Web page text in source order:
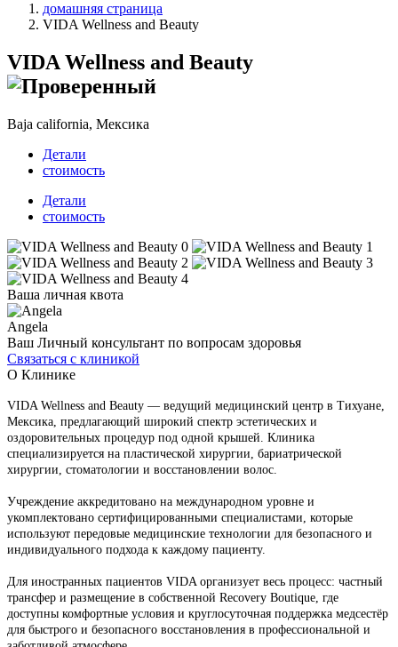
домашняя страница
VIDA Wellness and Beauty
VIDA Wellness and Beauty
Baja california, Мексика
Детали
стоимость
Детали
стоимость
Ваша личная квота
Angela
Ваш Личный консультант по вопросам здоровья
Связаться с клиникой
О Клинике
VIDA Wellness and Beauty — ведущий медицинский центр в Тихуане,
Мексика, предлагающий широкий спектр эстетических и
оздоровительных процедур под одной крышей. Клиника
специализируется на пластической хирургии, бариатрической
хирургии, стоматологии и восстановлении волос.
Учреждение аккредитовано на международном уровне и
укомплектовано сертифицированными специалистами, которые
используют передовые медицинские технологии для безопасного и
индивидуального подхода к каждому пациенту.
Для иностранных пациентов VIDA организует весь процесс: частный
трансфер и размещение в собственной Recovery Boutique, где
доступны комфортные условия и круглосуточная поддержка медсестёр
для быстрого и безопасного восстановления в профессиональной и